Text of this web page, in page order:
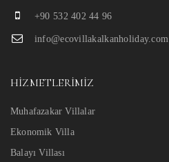
+90 532 402 44 96
info@ecovillakalkanholiday.com
HIZMETLERIMIZ
Muhafazakar Villalar
Ekonomik Villa
Balayı Villası